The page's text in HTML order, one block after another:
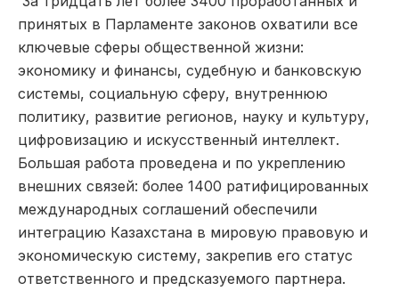
принятых в Парламенте законов охватили все
ключевые сферы общественной жизни:
экономику и финансы, судебную и банковскую
системы, социальную сферу, внутреннюю
политику, развитие регионов, науку и культуру,
цифровизацию и искусственный интеллект.
Большая работа проведена и по укреплению
внешних связей: более 1400 ратифицированных
международных соглашений обеспечили
интеграцию Казахстана в мировую правовую и
экономическую систему, закрепив его статус
ответственного и предсказуемого партнера.